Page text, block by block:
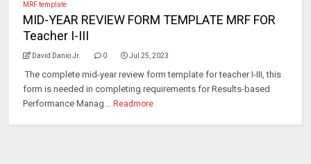
MRF template
MID-YEAR REVIEW FORM TEMPLATE MRF FOR
Teacher I-III
David Danio Jr. 0 Jul 25, 2023
The complete mid-year review form template for teacher I-III, this
form is needed in completing requirements for Results-based
Performance Manag...
Readmore